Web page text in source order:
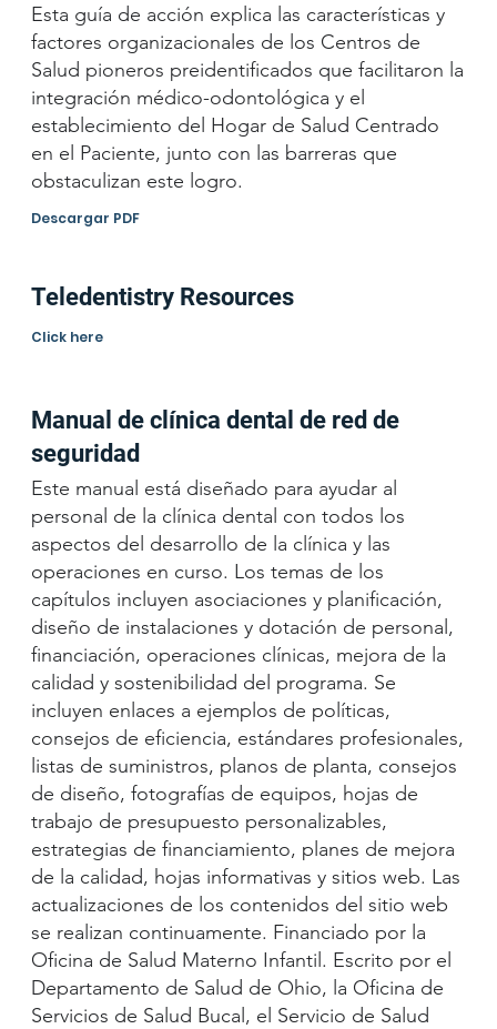
Esta guía de acción explica las características y
factores organizacionales de los Centros de
Salud pioneros preidentificados que facilitaron la
integración médico-odontológica y el
establecimiento del Hogar de Salud Centrado
en el Paciente, junto con las barreras que
obstaculizan este logro.
Descargar PDF
Teledentistry Resources
Click here
Manual de clínica dental de red de
seguridad
Este manual está diseñado para ayudar al
personal de la clínica dental con todos los
aspectos del desarrollo de la clínica y las
operaciones en curso. Los temas de los
capítulos incluyen asociaciones y planificación,
diseño de instalaciones y dotación de personal,
financiación, operaciones clínicas, mejora de la
calidad y sostenibilidad del programa. Se
incluyen enlaces a ejemplos de políticas,
consejos de eficiencia, estándares profesionales,
listas de suministros, planos de planta, consejos
de diseño, fotografías de equipos, hojas de
trabajo de presupuesto personalizables,
estrategias de financiamiento, planes de mejora
de la calidad, hojas informativas y sitios web. Las
actualizaciones de los contenidos del sitio web
se realizan continuamente. Financiado por la
Oficina de Salud Materno Infantil. Escrito por el
Departamento de Salud de Ohio, la Oficina de
Servicios de Salud Bucal, el Servicio de Salud